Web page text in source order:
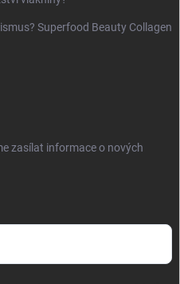
Superfood Beauty Collagen
zasílat informace o nových